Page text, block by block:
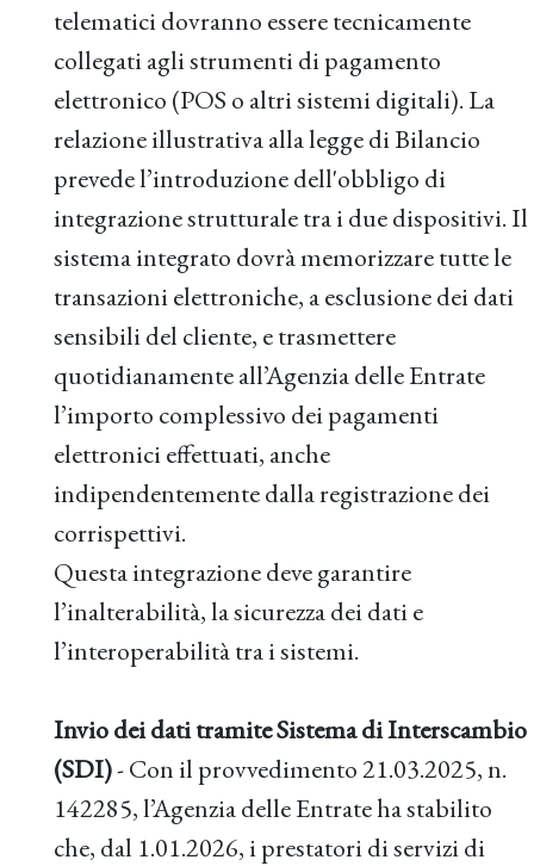
telematici dovranno essere tecnicamente
collegati agli strumenti di pagamento
elettronico (POS o altri sistemi digitali). La
relazione illustrativa alla legge di Bilancio
prevede l’introduzione dell'obbligo di
integrazione strutturale tra i due dispositivi. Il
sistema integrato dovrà memorizzare tutte le
transazioni elettroniche, a esclusione dei dati
sensibili del cliente, e trasmettere
quotidianamente all’Agenzia delle Entrate
l’importo complessivo dei pagamenti
elettronici effettuati, anche
indipendentemente dalla registrazione dei
corrispettivi.
Questa integrazione deve garantire
l’inalterabilità, la sicurezza dei dati e
l’interoperabilità tra i sistemi.
Invio dei dati tramite Sistema di Interscambio
(SDI)- Con il provvedimento 21.03.2025, n.
142285, l’Agenzia delle Entrate ha stabilito
che, dal 1.01.2026, i prestatori di servizi di